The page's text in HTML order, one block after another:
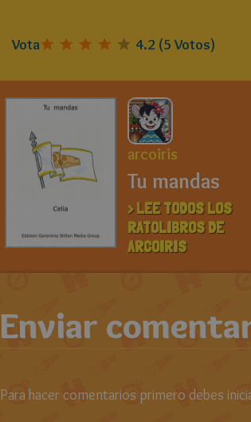
Vota 4.2 (5Votos)
arcoiris
Tu mandas
> LEE TODOS LOS
RATOLIBROS DE
ARCOIRIS
Enviar
Para hacer comentarios primero debes